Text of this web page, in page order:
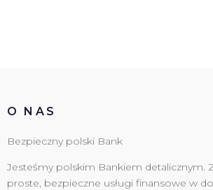
O NAS
Bezpieczny polski Bank
Jesteśmy polskim Bankiem detalicznym.
proste, bezpieczne usługi finansowe w